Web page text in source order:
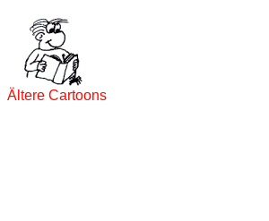
Ältere Cartoons